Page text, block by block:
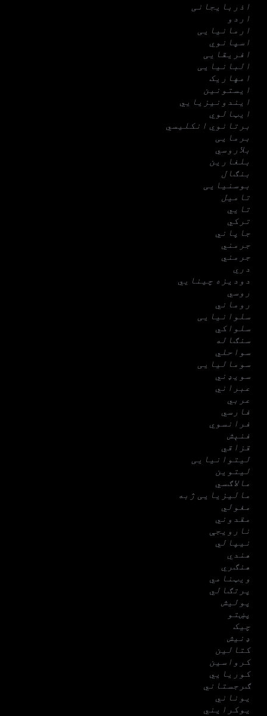
اذربایجانی
اردو
ارمانیایی
اسپانوي
افریقایی
البانیایی
امهاریک
ایستونین
ایندونیزیایي
ایټالوي
برتانوي انکلیسي
برمایی
بلاروسي
بلغارین
بنګال
بوسنیایی
تامیل
تایي
ترکي
جاپاني
جرمني
جرمني
دري
دودیزه چینایي
روسي
روماني
سلوانیایی
سلواکي
سنګاله
سواحلي
سومالیایی
سویډني
عبراني
عربي
فارسي
فرانسوي
فنېش
قزاقي
لیتوانیایی
لیتوین
مالاګسي
مالیزیایی ژبه
مغولي
مقدوني
نارویجې
نیپالي
هندي
هنګري
ویټنامي
پرتګالي
پولیش
پښتو
چیک
ډنیش
کتالین
کرواسین
کوریایي
ګرجستاني
یوناني
یوکرایني